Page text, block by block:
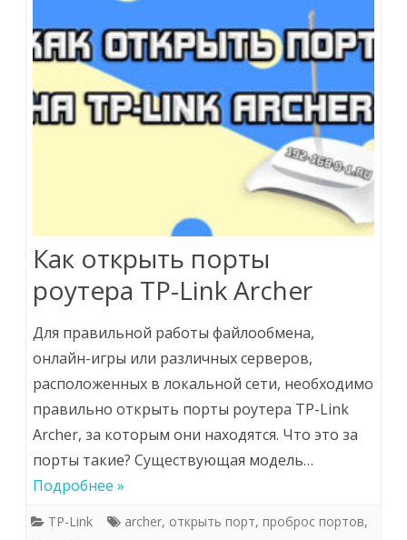
Как открыть порты
роутера TP-Link Archer
Для правильной работы файлообмена,
онлайн-игры или различных серверов,
расположенных в локальной сети, необходимо
правильно открыть порты роутера TP-Link
Archer, за которым они находятся. Что это за
порты такие? Существующая модель…
Подробнее »
TP-Link archer, открыть порт, проброс портов,